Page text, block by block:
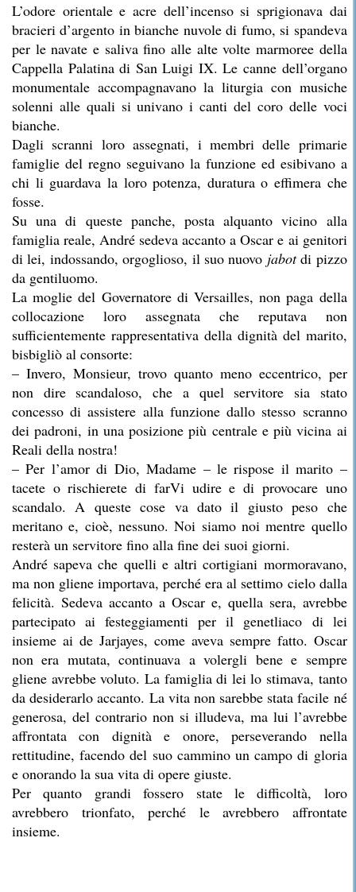
L’odore orientale e acre dell’incenso si sprigionava dai
bracieri d’argento in bianche nuvole di fumo, si spandeva
per le navate e saliva fino alle alte volte marmoree della
Cappella Palatina di San Luigi IX. Le canne dell’organo
monumentale accompagnavano la liturgia con musiche
solenni alle quali si univano i canti del coro delle voci
bianche.
Dagli scranni loro assegnati, i membri delle primarie
famiglie del regno seguivano la funzione ed esibivano a
chi li guardava la loro potenza, duratura o effimera che
fosse.
Su una di queste panche, posta alquanto vicino alla
famiglia reale, André sedeva accanto a Oscar e ai genitori
di lei, indossando, orgoglioso, il suo nuovo jabotdi pizzo
da gentiluomo.
La moglie del Governatore di Versailles, non paga della
collocazione loro assegnata che reputava non
sufficientemente rappresentativa della dignità del marito,
bisbigliò al consorte:
– Invero, Monsieur, trovo quanto meno eccentrico, per
non dire scandaloso, che a quel servitore sia stato
concesso di assistere alla funzione dallo stesso scranno
dei padroni, in una posizione più centrale e più vicina ai
Reali della nostra!
– Per l’amor di Dio, Madame – le rispose il marito –
tacete o rischierete di farVi udire e di provocare uno
scandalo. A queste cose va dato il giusto peso che
meritano e, cioè, nessuno. Noi siamo noi mentre quello
resterà un servitore fino alla fine dei suoi giorni.
André sapeva che quelli e altri cortigiani mormoravano,
ma non gliene importava, perché era al settimo cielo dalla
felicità. Sedeva accanto a Oscar e, quella sera, avrebbe
partecipato ai festeggiamenti per il genetliaco di lei
insieme ai de Jarjayes, come aveva sempre fatto. Oscar
non era mutata, continuava a volergli bene e sempre
gliene avrebbe voluto. La famiglia di lei lo stimava, tanto
da desiderarlo accanto. La vita non sarebbe stata facile né
generosa, del contrario non si illudeva, ma lui l’avrebbe
affrontata con dignità e onore, perseverando nella
rettitudine, facendo del suo cammino un campo di gloria
e onorando la sua vita di opere giuste.
Per quanto grandi fossero state le difficoltà, loro
avrebbero trionfato, perché le avrebbero affrontate
insieme.